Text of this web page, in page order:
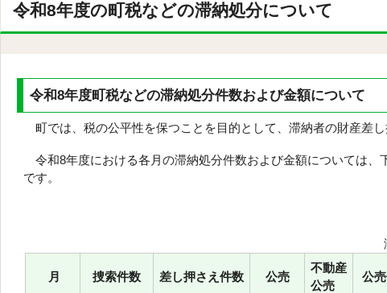
令和8年度の町税などの滞納処分について
令和8年度町税などの滞納処分件数および金額について
町では、税の公平性を保つことを目的として、滞納者の財産差し
令和8年度における各月の滞納処分件数および金額については、
です。
月 捜索件数 差し押さえ件数 公売
不動産
公売
公